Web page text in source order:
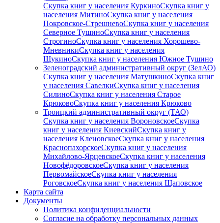
Скупка книг у населения КуркиноСкупка книг у
населения МитиноСкупка книг у населения
Покровское-СтрешневоСкупка книг у населения
Северное ТушиноСкупка книг у населения
СтрогиноСкупка книг у населения Хорошево-
МневникиСкупка книг у населения
ЩукиноСкупка книг у населения Южное Тушино
Зеленоградский административный округ (ЗелАО)
Скупка книг у населения МатушкиноСкупка книг
у населения СавелкиСкупка книг у населения
СилиноСкупка книг у населения Старое
КрюковоСкупка книг у населения Крюково
Троицкий административный округ (ТАО)
Скупка книг у населения ВороновскоеСкупка
книг у населения КиевскийСкупка книг у
населения КленовскоеСкупка книг у населения
КраснопахорскоеСкупка книг у населения
Михайлово-ЯрцевскоеСкупка книг у населения
НовофёдоровскоеСкупка книг у населения
ПервомайскоеСкупка книг у населения
РоговскоеСкупка книг у населения Щаповское
Карта сайта
Документы
Политика конфиденциальности
Согласие на обработку персональных данных